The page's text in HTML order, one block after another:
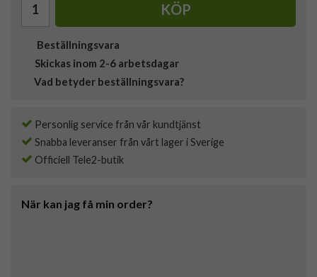
KÖP
Beställningsvara
Skickas inom 2-6 arbetsdagar
Vad betyder beställningsvara?
Personlig service från vår kundtjänst
Snabba leveranser från vårt lager i Sverige
Officiell Tele2-butik
När kan jag få min order?